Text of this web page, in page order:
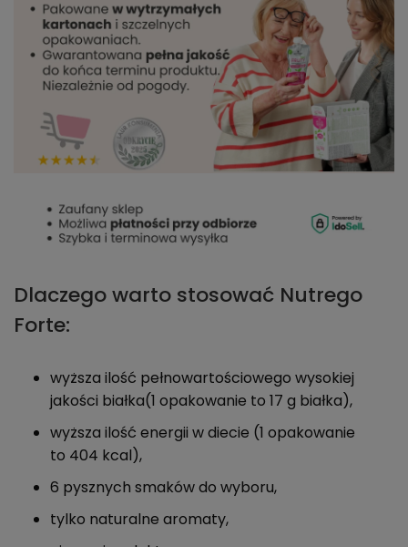
Dlaczego warto stosować Nutrego
Forte:
wyższa ilość pełnowartościowego wysokiej
jakości białka(1 opakowanie to 17 g białka),
wyższa ilość energii w diecie (1 opakowanie
to 404 kcal),
6 pysznych smaków do wyboru,
tylko naturalne aromaty,